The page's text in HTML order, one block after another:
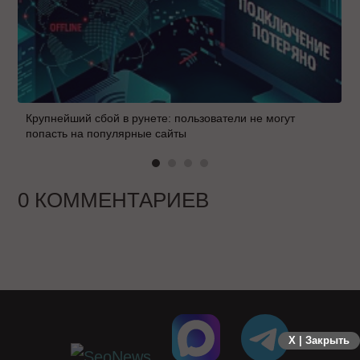
Крупнейший сбой в рунете: пользователи не могут
попасть на популярные сайты
0 КОММЕНТАРИЕВ
X | Закрыть